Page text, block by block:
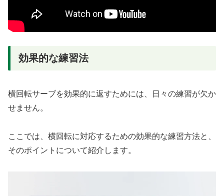
効果的な練習法
横回転サーブを効果的に返すためには、日々の練習が欠か
せません。
ここでは、横回転に対応するための効果的な練習方法と、
そのポイントについて紹介します。